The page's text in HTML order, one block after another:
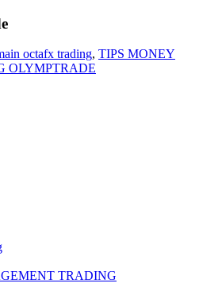
octafx trading, TIPS MONEY
OLYMPTRADE
TRADING